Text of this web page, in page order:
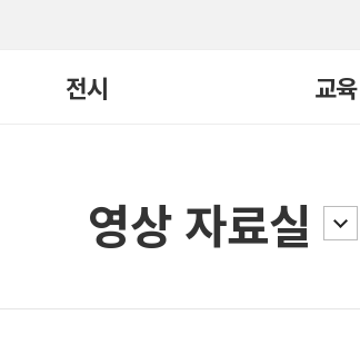
전시 교육
빛, 너머
일일요리
영상 자료실